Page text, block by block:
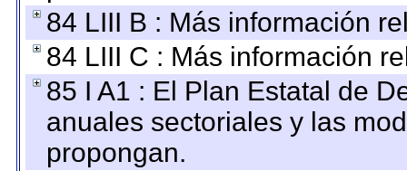
84 LIII B : Más información
84 LIII C : Más información
85 I A1 : El Plan Estatal de
anuales sectoriales y las
propongan.